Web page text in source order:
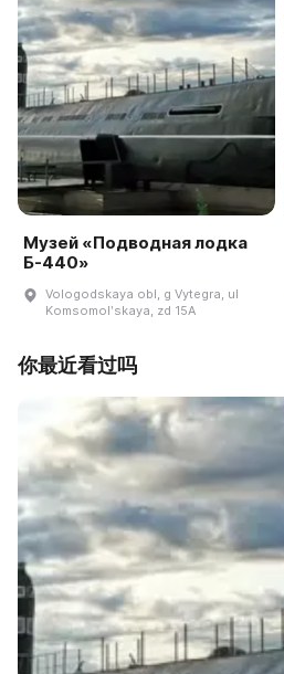
Музей «Подводная лодка
Б-440»
Vologodskaya obl, g Vytegra, ul
Komsomolʹskaya, zd 15A
你最近看过吗